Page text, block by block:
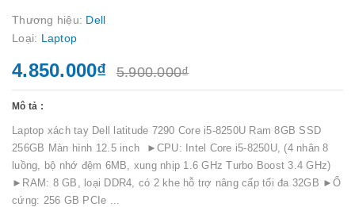
Thương hiệu: Dell
Loại: Laptop
4.850.000₫ 5.900.000₫
Mô tả :
Laptop xách tay Dell latitude 7290 Core i5-8250U Ram 8GB SSD
256GB Màn hình 12.5 inch ►CPU: Intel Core i5-8250U, (4 nhân 8
luồng, bộ nhớ đệm 6MB, xung nhịp 1.6 GHz Turbo Boost 3.4 GHz)
►RAM: 8 GB, loại DDR4, có 2 khe hỗ trợ nâng cấp tối đa 32GB ►Ổ
cứng: 256 GB PCIe ...